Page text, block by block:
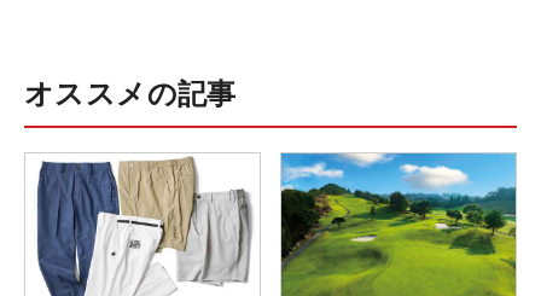
オススメの記事